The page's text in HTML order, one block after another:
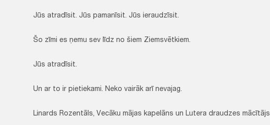
Jūs atradīsit. Jūs pamanīsit. Jūs ieraudzīsit.
Šo zīmi es ņemu sev līdz no šiem Ziemsvētkiem.
Jūs atradīsit.
Un ar to ir pietiekami. Neko vairāk arī nevajag.
Linards Rozentāls, Vecāku mājas kapelāns un Lutera draudzes mācītājs